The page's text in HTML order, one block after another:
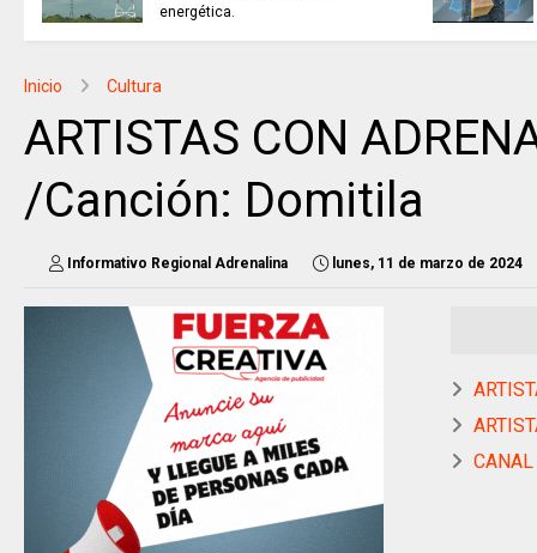
energética.
Inicio Cultura
ARTISTAS CON
/Canción: Domitila
Informativo Regional Adrenalina lunes, 11 de marzo de 2024